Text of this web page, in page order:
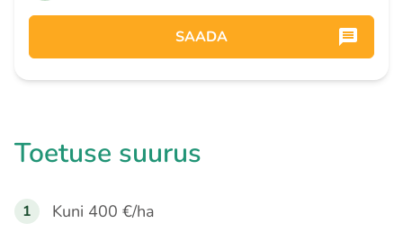
SAADA
Toetuse suurus
Kuni 400 €/ha